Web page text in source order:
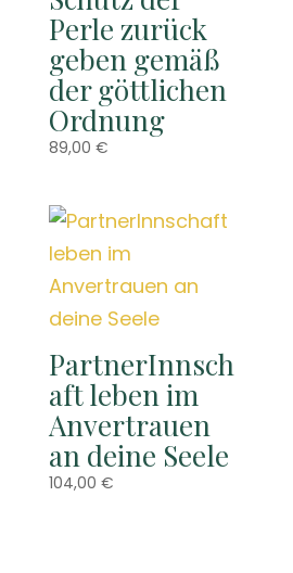
Perle zurück
geben gemäß
der göttlichen
Ordnung
89,00 €
PartnerInnsch
aft leben im
Anvertrauen
an deine Seele
104,00 €